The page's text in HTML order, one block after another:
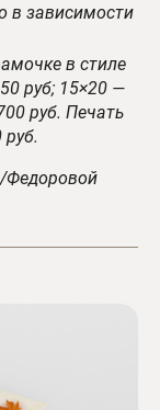
в зависимости
в стиле
руб; 15×20 —
руб. Печать